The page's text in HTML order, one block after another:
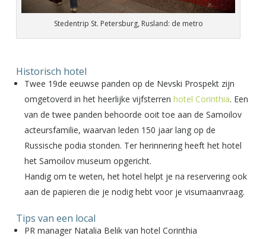
Stedentrip St. Petersburg, Rusland: de metro
Historisch hotel
Twee 19de eeuwse panden op de Nevski Prospekt zijn
omgetoverd in het heerlijke vijfsterren hotel Corinthia. Een
van de twee panden behoorde ooit toe aan de Samoilov
acteursfamilie, waarvan leden 150 jaar lang op de
Russische podia stonden. Ter herinnering heeft het hotel
het Samoilov museum opgericht.
Handig om te weten, het hotel helpt je na reservering ook
aan de papieren die je nodig hebt voor je visumaanvraag.
Tips van een local
PR manager Natalia Belik van hotel Corinthia